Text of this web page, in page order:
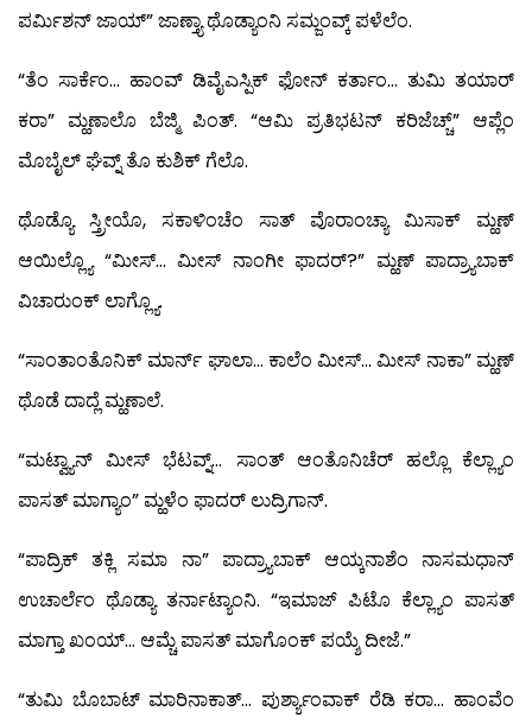
ಪರ್ಮಿಶನ್ ಜಾಯ್” ಜಾಣ್ತ್ಯಾ ಥೊಡ್ಯಾಂನಿ ಸಮ್ಜಂವ್ಕ್ ಪಳೆಲೆಂ.
“ತೆಂ ಸಾರ್ಕೆಂ… ಹಾಂವ್ ಡಿವೈಎಸ್ಪಿಕ್ ಫೋನ್ ಕರ್ತಾಂ… ತುಮಿ ತಯಾರ್
ಕರಾ” ಮ್ಹಣಾಲೊ ಬೆಜ್ಮಿ ಪಿಂತ್. “ಆಮಿ ಪ್ರತಿಭಟನ್ ಕರಿಜೆಚ್ಚ್” ಆಪ್ಲೆಂ
ಮೊಬೈಲ್ ಘೆವ್ನ್ ತೊ ಕುಶಿಕ್ ಗೆಲೊ.
ಥೊಡ್ಯೊ ಸ್ತ್ರೀಯೊ, ಸಕಾಳಿಂಚೆಂ ಸಾತ್ ವೊರಾಂಚ್ಯಾ ಮಿಸಾಕ್ ಮ್ಹಣ್
ಆಯಿಲ್ಲ್ಯೊ “ಮೀಸ್… ಮೀಸ್ ನಾಂಗೀ ಫಾದರ್?” ಮ್ಹಣ್ ಪಾದ್ರ್ಯಾಬಾಕ್
ವಿಚಾರುಂಕ್ ಲಾಗ್ಲ್ಯೊ.
“ಸಾಂತಾಂತೊನಿಕ್ ಮಾರ್ನ್ ಘಾಲಾ… ಕಾಲೆಂ ಮೀಸ್… ಮೀಸ್ ನಾಕಾ” ಮ್ಹಣ್
ಥೊಡೆ ದಾದ್ಲೆ ಮ್ಹಣಾಲೆ.
“ಮಟ್ವ್ಯಾನ್ ಮೀಸ್ ಭೆಟವ್ನ್… ಸಾಂತ್ ಆಂತೊನಿಚೆರ್ ಹಲ್ಲೊ ಕೆಲ್ಲ್ಯಾಂ
ಪಾಸತ್ ಮಾಗ್ಯಾಂ” ಮ್ಹಳೆಂ ಫಾದರ್ ಲುದ್ರಿಗಾನ್.
“ಪಾದ್ರಿಕ್ ತಕ್ಲಿ ಸಮಾ ನಾ” ಪಾದ್ರ್ಯಾಬಾಕ್ ಆಯ್ಕನಾಶೆಂ ನಾಸಮಧಾನ್
ಉಚಾರ್ಲೆಂ ಥೊಡ್ಯಾ ತರ್ನಾಟ್ಯಾಂನಿ. “ಇಮಾಜ್ ಪಿಟೊ ಕೆಲ್ಲ್ಯಾಂ ಪಾಸತ್
ಮಾಗ್ತಾ ಖಂಯ್… ಆಮ್ಚೆ ಪಾಸತ್ ಮಾಗೊಂಕ್ ಪಯ್ಶೆ ದೀಜೆ.”
“ತುಮಿ ಬೊಬಾಟ್ ಮಾರಿನಾಕಾತ್… ಪುರ್ಶ್ಯಾಂವಾಕ್ ರೆಡಿ ಕರಾ… ಹಾಂವೆಂ